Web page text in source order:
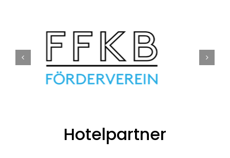
Hotelpartner